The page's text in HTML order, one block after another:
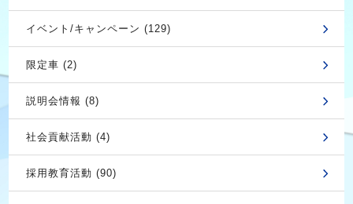
イベント/キャンペーン (129)
限定車 (2)
説明会情報 (8)
社会貢献活動 (4)
採用教育活動 (90)